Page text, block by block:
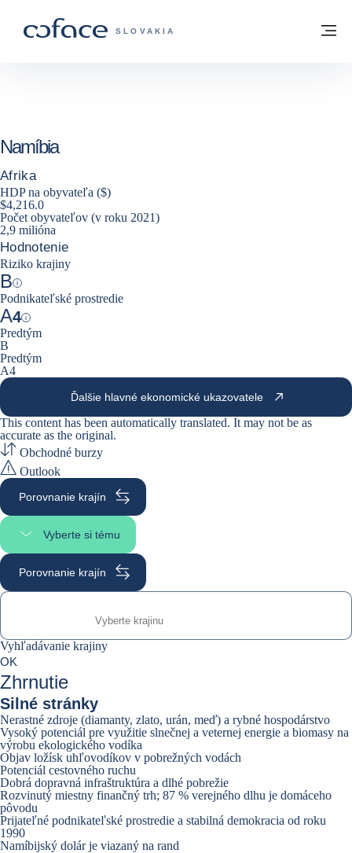
COFACE FOR TRADE - WEBOVÁ
SLOVAKIA
Späť na domovskú stránku
Namíbia
Afrika
HDP na obyvateľa ($)
$4,216.0
Počet obyvateľov (v roku 2021)
2,9 milióna
Hodnotenie
Riziko krajiny
B
Help
Podnikateľské prostredie
A4
Help
Predtým
B
Predtým
A4
Ďalšie hlavné ekonomické ukazovatele
This content has been automatically translated. It may not be as
accurate as the original.
Obchodné burzy
Outlook
Porovnanie krajín
Vyberte si tému
Výber časti stránky
Porovnanie krajín
Vyhľadávanie krajiny
0suggestions
Vyhľadávanie krajiny
OK
Zhrnutie
Silné stránky
Nerastné zdroje (diamanty, zlato, urán, meď) a rybné hospodárstvo
Vysoký potenciál pre využitie slnečnej a veternej energie a biomasy na
výrobu ekologického vodíka
Objav ložísk uhľovodíkov v pobrežných vodách
Potenciál cestovného ruchu
Dobrá dopravná infraštruktúra a dlhé pobrežie
Rozvinutý miestny finančný trh; 87 % verejného dlhu je domáceho
pôvodu
Prijateľné podnikateľské prostredie a stabilná demokracia od roku
1990
Namíbijský dolár je viazaný na rand